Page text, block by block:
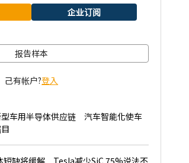
企业订阅
报告样本
己有帐户?登入
车用半导体供应链 汽车智能化使车
短缺将缓解 Tesla减少SiC 75%说法不